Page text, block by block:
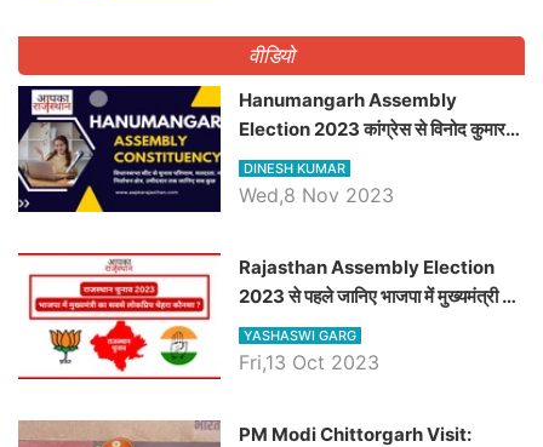
वीडियो
Hanumangarh Assembly
Election 2023 कांग्रेस से विनोद कुमार
चौधरी तो अमित चौधरी होंगे भाजपा उम्मीदवार,
जानिये हनुमानगढ़ विधानसभा सीट के ताजा
DINESH KUMAR
Wed,8 Nov 2023
Rajasthan Assembly Election
2023 से पहले जानिए भाजपा में मुख्यमंत्री का
सबसे लोकप्रिय चेहरा कौनसा ?
YASHASWI GARG
Fri,13 Oct 2023
PM Modi Chittorgarh Visit: